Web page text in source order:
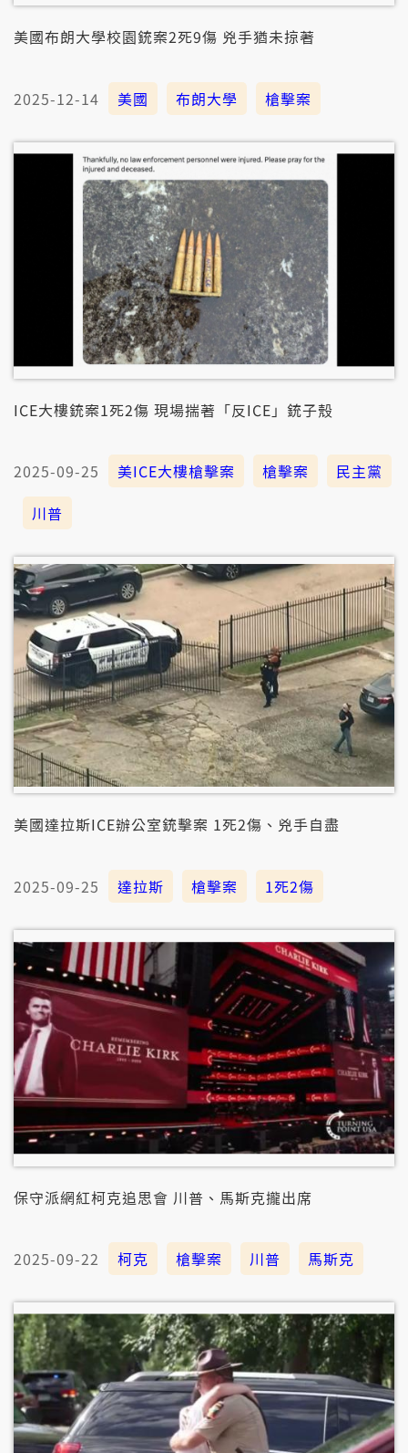
美國布朗大學校園銃案2死9傷 兇手猶未掠著
2025-12-14 美國 布朗大學 槍擊案
ICE大樓銃案1死2傷 現場揣著「反ICE」銃子殼
2025-09-25 美ICE大樓槍擊案 槍擊案
民主黨
川普
美國達拉斯ICE辦公室銃擊案 1死2傷、兇手自盡
2025-09-25 達拉斯 槍擊案 1死2傷
保守派網紅柯克追思會 川普、馬斯克攏出席
2025-09-22 柯克 槍擊案 川普 馬斯克